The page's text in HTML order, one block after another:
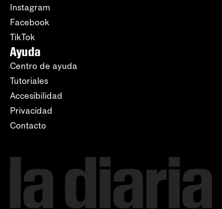
Instagram
Facebook
TikTok
Ayuda
Centro de ayuda
Tutoriales
Accesibilidad
Privacidad
Contacto